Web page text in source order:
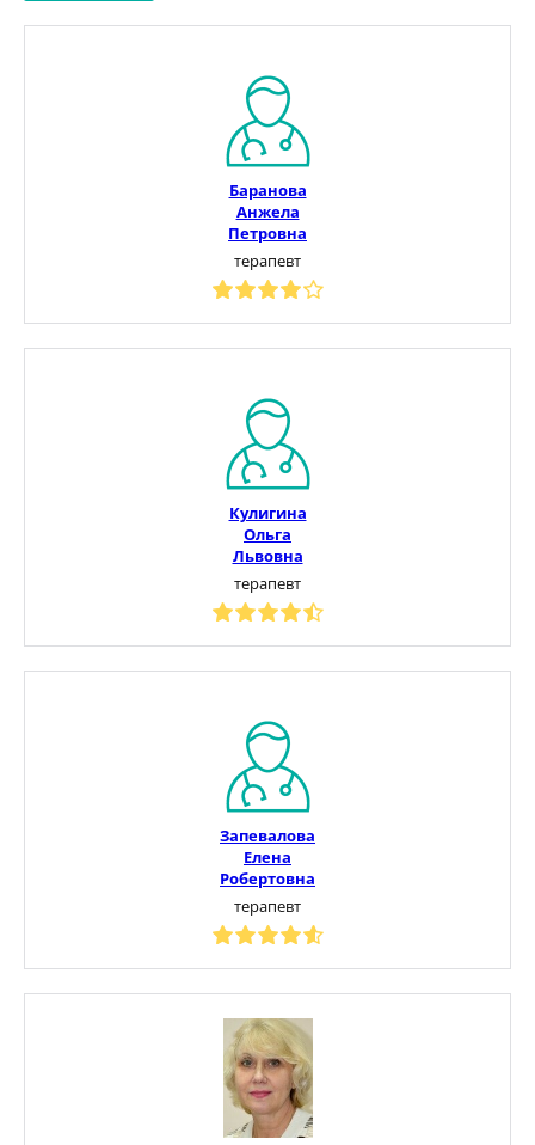
Баранова
Анжела
Петровна
терапевт
Кулигина
Ольга
Львовна
терапевт
Запевалова
Елена
Робертовна
терапевт